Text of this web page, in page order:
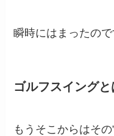
瞬時にはまったので
ゴルフスイングと
もうそこからはそ